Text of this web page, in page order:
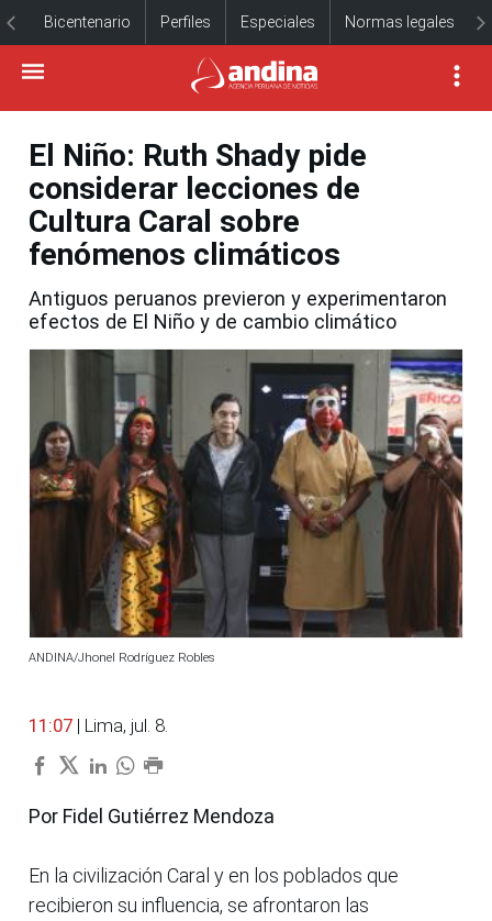
Bicentenario Perfiles Especiales Normas legales
El Niño: Ruth Shady pide
considerar lecciones de
Cultura Caral sobre
fenómenos climáticos
Antiguos peruanos previeron y experimentaron
efectos de El Niño y de cambio climático
ANDINA/Jhonel Rodríguez Robles
11:07 | Lima, jul. 8.
Por Fidel Gutiérrez Mendoza
En la civilización Caral y en los poblados que
recibieron su influencia, se afrontaron las